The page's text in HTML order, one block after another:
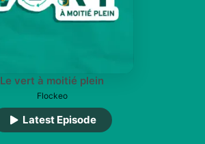
Le vert à moitié plein
Flockeo
Latest Episode